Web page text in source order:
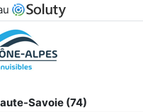
Savoie (74)